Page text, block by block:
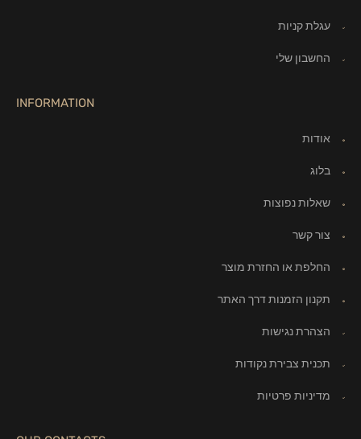
עגלת קניות
החשבון שלי
INFORMATION
אודות
בלוג
שאלות נפוצות
צור קשר
החלפת או החזרת מוצר
תקנון הזמנות דרך האתר
הצהרת נגישות
תכנית צבירת נקודות
מדיניות פרטיות